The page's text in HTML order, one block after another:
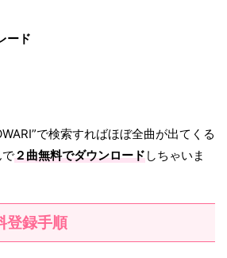
ード
で検索すればほぼ全曲が出てくる
２曲無料でダウンロードしちゃいま
登録手順